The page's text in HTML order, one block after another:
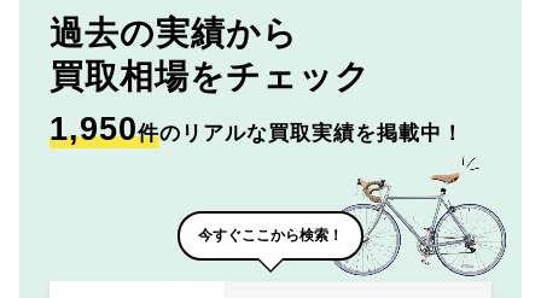
過去の実績から
買取相場をチェック
1,950件のリアルな買取実績を掲載中！
今すぐここから検索！